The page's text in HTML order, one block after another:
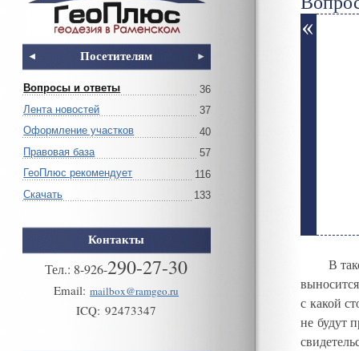
Посетителям
Вопросы и ответы
36
Лента новостей
37
Оформление участков
40
Правовая база
57
ГеоПлюс рекомендует
116
Скачать
133
Контакты
Тел.: 8-926-290-27-30
Email: mailbox@ramgeo.ru
ICQ: 92473347
В
с какой
не будут